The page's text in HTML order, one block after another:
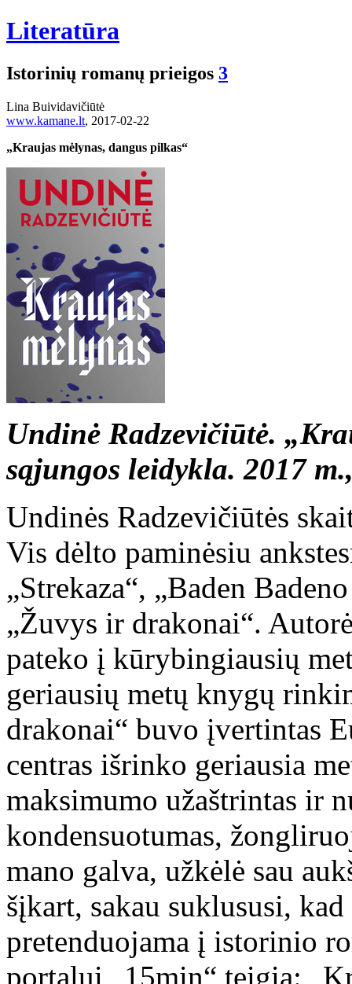
Literatūra
Istorinių romanų prieigos 3
Lina Buividavičiūtė
www.kamane.lt, 2017-02-22
„Kraujas mėlynas, dangus pilkas“
Undinė Radzevičiūtė.
sąjungos leidykla. 2017
Undinės Radzevičiūtės
Vis dėlto paminėsiu
„Strekaza“, „Baden
„Žuvys ir drakonai“.
pateko į kūrybingiausių
geriausių metų knygų
drakonai“ buvo įvertintas
centras išrinko geriausia
maksimumo užaštrintas ir
kondensuotumas,
mano galva, užkėlė sau
šįkart, sakau suklususi,
pretenduojama į istorinio
portalui „15min“ teigia: